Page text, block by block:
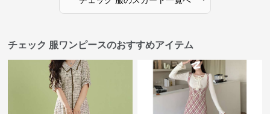
チェック 服ワンピースのおすすめアイテム